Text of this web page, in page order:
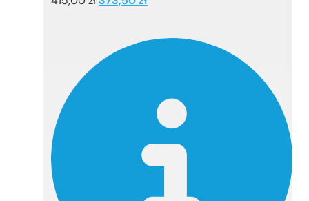
415,00 zł.373,50 zł.